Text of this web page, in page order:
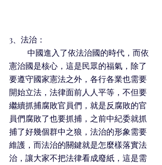
3、法治：
憲治國是核心，這是民眾的福氣，除了
要遵守國家憲法之外，各行各業也需要
開始立法，法律面前人人平等，不但要
繼續抓捕腐敗官員們，就是反腐敗的官
員們腐敗了也要抓捕，之前中紀委就抓
捕了好幾個群中之狼，法治的形象需要
維護，而法治的關鍵就是怎麼樣落實法
治，讓大家不把法律看成廢紙，這是需